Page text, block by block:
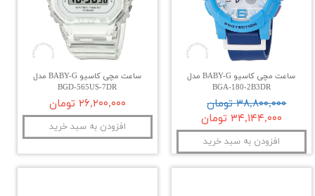
ساعت مچی کاسیو BABY-G مدل
BGA-180-2B3DR
۳۸,۸۰۰,۰۰۰ تومان
۳۴,۱۴۴,۰۰۰ تومان
افزودن به سبد خرید
ساعت مچی کاسیو BABY-G مدل
BGD-565US-7DR
۲۶,۲۰۰,۰۰۰ تومان
افزودن به سبد خرید